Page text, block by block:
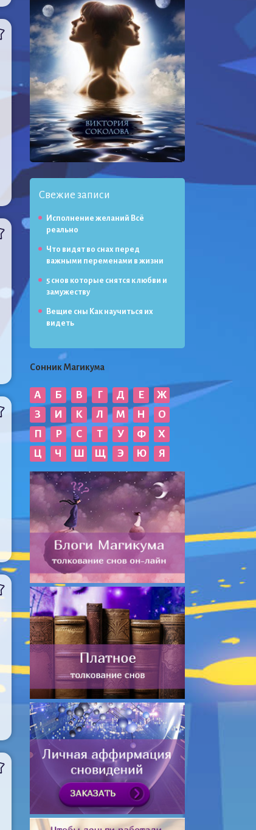
Свежие записи
Исполнение желаний Всё
реально
Что видят во снах перед
важными переменами в жизни
5 снов которые снятся к любви и
замужеству
Вещие сны Как научиться их
видеть
Сонник Магикума
А Б В Г Д Е
Ж
З
И К Л М Н
О
П
Р С Т У Ф
Х
Ц
Ч Ш Щ Э Ю Я